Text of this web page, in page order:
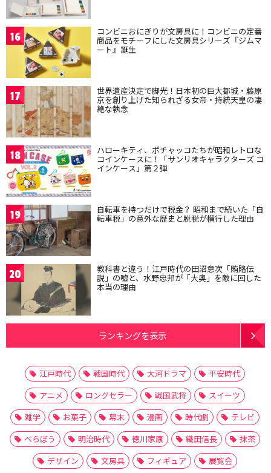
16 コンビニおにぎりが文房具に！コンビニの定番
商品をモチーフにした文房具シリーズ『ジムマ
ート』誕生
17 世界遺産決定で脚光！日本初の巨大都城・藤原
京を創り上げた知られざる女帝・持統天皇の凄
絶な執念
18 ハローキティ、ポチャッコたちが昭和レトロな
コインケースに！「サンリオキャラクターズ コ
インケース」第２弾
19 自転車を持つだけで税金？ 昭和まで続いた「自
転車税」の意外な歴史と脱税が横行した理由
20 教科書と違う！江戸時代の田沼意次「賄賂伝
説」の嘘と、水野忠邦が「大奥」を敵に回した
本当の理由
ランキングを表示
江戸時代 戦国時代 大河ドラマ
平安時代
アニメ
ロングセラー 戦国武将
スイーツ
雑学
お菓子 幕末 漫画 時代劇
テレビ
べらぼう
明治時代 徳川家康 織田信長
抹茶
デザイン
文房具 フィギュア
展覧会